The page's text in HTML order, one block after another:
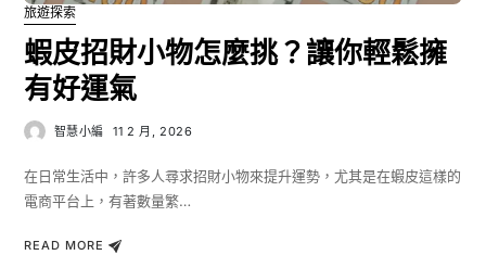
旅遊探索
蝦皮招財小物怎麼挑？讓你輕鬆擁
有好運氣
智慧小編 11 2 月, 2026
在日常生活中，許多人尋求招財小物來提升運勢，尤其是在蝦皮這樣的
電商平台上，有著數量繁…
READ MORE